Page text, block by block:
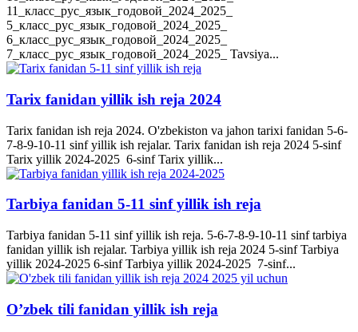
11_класс_рус_язык_годовой_2024_2025_
5_класс_рус_язык_годовой_2024_2025_
6_класс_рус_язык_годовой_2024_2025_
7_класс_рус_язык_годовой_2024_2025_ Tavsiya...
Tarix fanidan yillik ish reja 2024
Tarix fanidan ish reja 2024. O'zbekiston va jahon tarixi fanidan 5-6-
7-8-9-10-11 sinf yillik ish rejalar. Tarix fanidan ish reja 2024 5-sinf
Tarix yillik 2024-2025 6-sinf Tarix yillik...
Tarbiya fanidan 5-11 sinf yillik ish reja
Tarbiya fanidan 5-11 sinf yillik ish reja. 5-6-7-8-9-10-11 sinf tarbiya
fanidan yillik ish rejalar. Tarbiya yillik ish reja 2024 5-sinf Tarbiya
yillik 2024-2025 6-sinf Tarbiya yillik 2024-2025 7-sinf...
O’zbek tili fanidan yillik ish reja